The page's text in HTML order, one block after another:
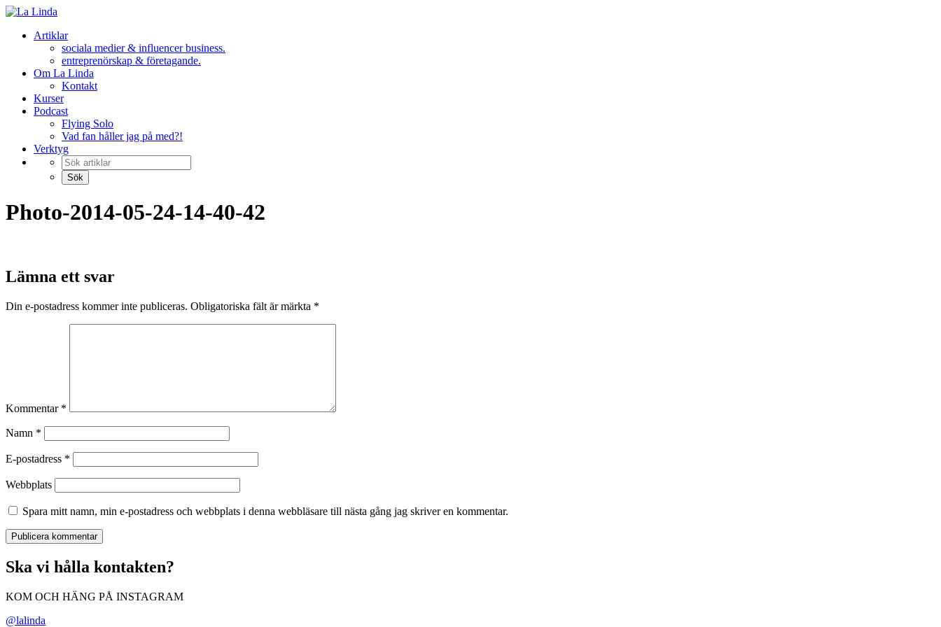
Hoppa
innehållArtiklar
sociala medier & influencer business.
entreprenörskap & företagande.
Om La Linda
Kontakt
Kurser
Podcast
Flying Solo
Vad fan håller jag på med?!
Verktyg
Photo-2014-05-24-14-40-42
Lämna ett svar
Din e-postadress kommer inte publiceras. Obligatoriska fält är märkta *
Kommentar *
Namn *
E-postadress *
Webbplats
Spara mitt namn, min e-postadress och webbplats i denna webbläsare till nästa gång jag skriver en kommentar.
Ska vi hålla kontakten?
KOM OCH HÄNG PÅ INSTAGRAM
@lalinda